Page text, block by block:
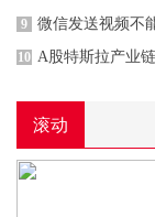
9 微信发送视频不
10 A股特斯拉产业
滚动